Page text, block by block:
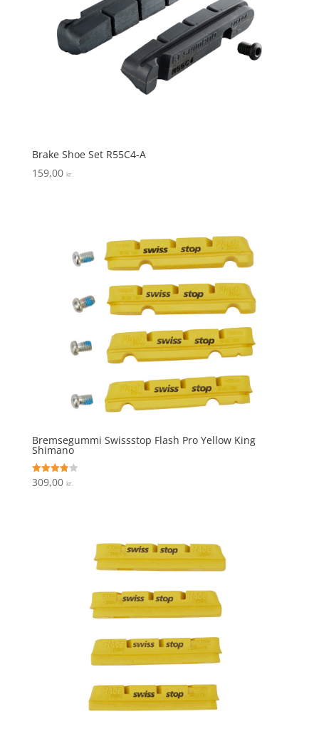
Brake Shoe Set R55C4-A
159,00 kr.
Bremsegummi Swissstop Flash Pro Yellow King
Shimano
Vurderet
3.9
309,00 kr.